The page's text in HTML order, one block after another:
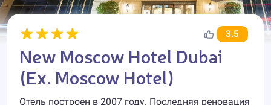
3.5
New Moscow Hotel Dubai
(Ex. Moscow Hotel)
Отель построен в 2007 году. Последняя реновация